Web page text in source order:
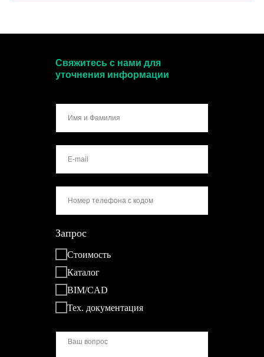
Запрос
Стоимость
Каталог
BIM/CAD
Тех. документация
Свяжитесь с нами для
уточнения информации